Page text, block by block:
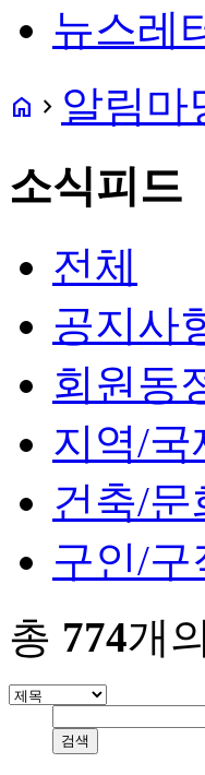
뉴스레
home navigate_next 알림마
소식피드
전체
공지사
회원동
지역/국
건축/문
구인/구
총 774개